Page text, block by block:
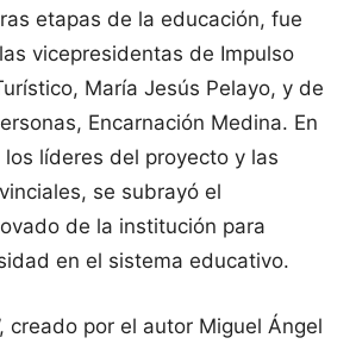
etapas de la educación, fue
vicepresidentas de Impulso
María Jesús Pelayo, y de
Encarnación Medina. En
los líderes del proyecto y las
se subrayó el
de la institución para
en el sistema educativo.
creado por el autor Miguel Ángel